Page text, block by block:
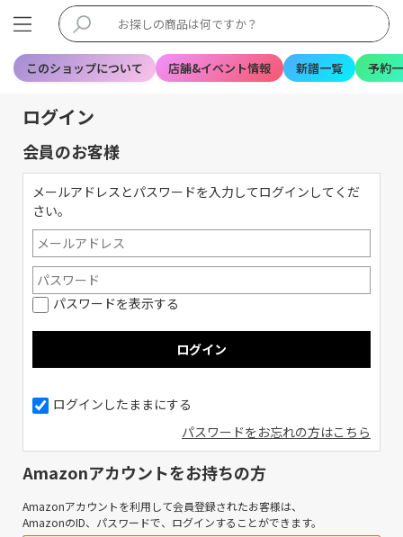
このショップについて 店舗&イベント情報 新譜一覧 予約
ログイン
会員のお客様
メールアドレスとパスワードを入力してログインしてくだ
さい。
パスワードを表示する
ログインしたままにする
パスワードをお忘れの方はこちら
Amazonアカウントをお持ちの方
Amazonアカウントを利用して会員登録されたお客様は、
AmazonのID、パスワードで、ログインすることができます。